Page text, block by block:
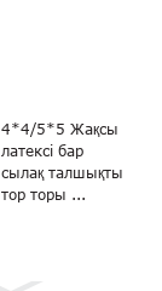
4*4/5*5 Жақсы
латексі бар
сылақ талшықты
тор торы ...